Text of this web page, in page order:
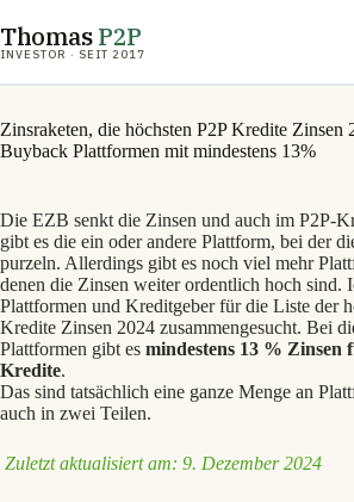
Inhalt
springen
ThomasP2P
INVESTOR · SEIT 2017
Zinsraketen, die höchsten P2P Kredite Zinsen
Buyback Plattformen mit mindestens 13%
Die EZB senkt die Zinsen und auch im P2P-
gibt es die ein oder andere Plattform, bei der
purzeln. Allerdings gibt es noch viel mehr
denen die Zinsen weiter ordentlich hoch sind.
Plattformen und Kreditgeber für die Liste der
Kredite Zinsen 2024 zusammengesucht. Bei
Plattformen gibt es mindestens 13 % Zinsen
Kredite.
Das sind tatsächlich eine ganze Menge an
auch in zwei Teilen.
Zuletzt aktualisiert am: 9. Dezember 2024